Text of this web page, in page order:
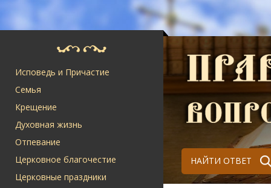
Исповедь и Причастие
Семья
Крещение
Духовная жизнь
Отпевание
Церковное благочестие
Церковные праздники
НАЙТИ ОТВЕТ